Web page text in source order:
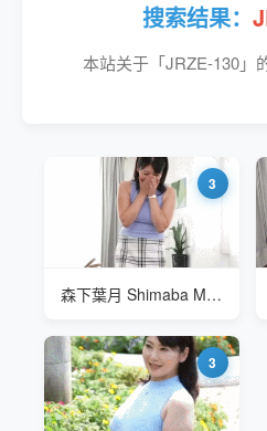
搜索结果：
本站关于「JRZE-130」
3
森下葉月 Shimaba Mori JRZE-130 成熟已婚女士的独奏
3